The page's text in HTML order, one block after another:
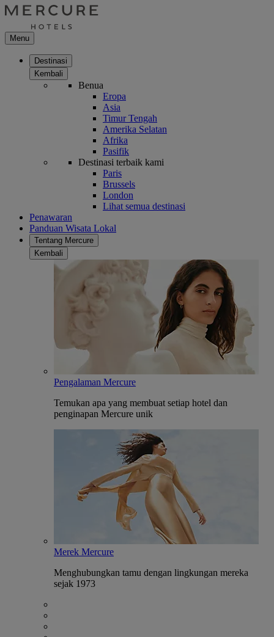
Menu
Destinasi
Kembali
Benua
Eropa
Asia
Timur Tengah
Amerika Selatan
Afrika
Pasifik
Destinasi terbaik kami
Paris
Brussels
London
Lihat semua destinasi
Penawaran
Panduan Wisata Lokal
Tentang Mercure
Kembali
Pengalaman Mercure
Temukan apa yang membuat setiap hotel dan
penginapan Mercure unik
Merek Mercure
Menghubungkan tamu dengan lingkungan mereka
sejak 1973